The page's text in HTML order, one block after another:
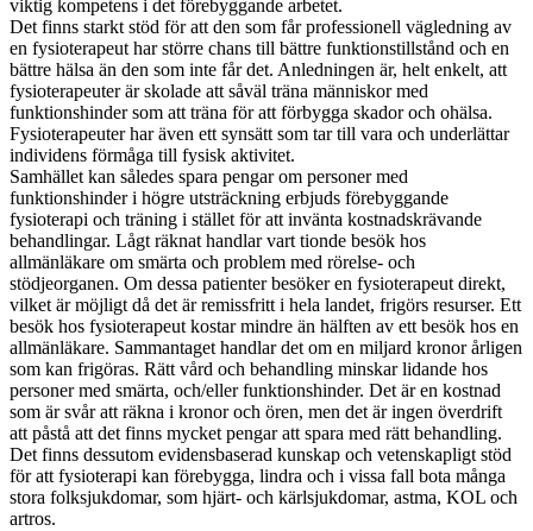
viktig kompetens i det förebyggande arbetet.
Det finns starkt stöd för att den som får professionell vägledning av
en fysioterapeut har större chans till bättre funktionstillstånd och en
bättre hälsa än den som inte får det. Anledningen är, helt enkelt, att
fysioterapeuter är skolade att såväl träna människor med
funktionshinder som att träna för att förbygga skador och ohälsa.
Fysioterapeuter har även ett synsätt som tar till vara och underlättar
individens förmåga till fysisk aktivitet.
Samhället kan således spara pengar om personer med
funktionshinder i högre utsträckning erbjuds förebyggande
fysioterapi och träning i stället för att invänta kostnadskrävande
behandlingar. Lågt räknat handlar vart tionde besök hos
allmänläkare om smärta och problem med rörelse- och
stödjeorganen. Om dessa patienter besöker en fysioterapeut direkt,
vilket är möjligt då det är remissfritt i hela landet, frigörs resurser. Ett
besök hos fysioterapeut kostar mindre än hälften av ett besök hos en
allmänläkare. Sammantaget handlar det om en miljard kronor årligen
som kan frigöras. Rätt vård och behandling minskar lidande hos
personer med smärta, och/eller funktionshinder. Det är en kostnad
som är svår att räkna i kronor och ören, men det är ingen överdrift
att påstå att det finns mycket pengar att spara med rätt behandling.
Det finns dessutom evidensbaserad kunskap och vetenskapligt stöd
för att fysioterapi kan förebygga, lindra och i vissa fall bota många
stora folksjukdomar, som hjärt- och kärlsjukdomar, astma, KOL och
artros.